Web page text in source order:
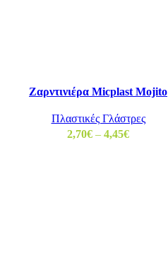
Ζαρντινιέρα Micplast Mojito
Πλαστικές Γλάστρες
2,70€ – 4,45€